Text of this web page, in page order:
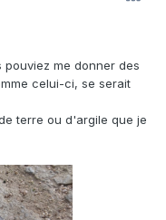
me donner des
celui-ci, se serait
terre ou d'argile que je